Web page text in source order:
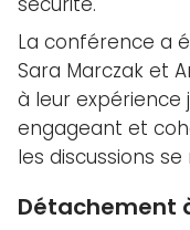
La conférence a
Sara Marczak et
à leur expérience
engageant et
les discussions
Détachement